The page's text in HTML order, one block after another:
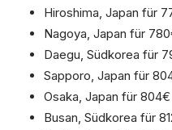
Hiroshima, Japan für
Nagoya, Japan für
Daegu, Südkorea für
Sapporo, Japan für
Osaka, Japan für 804€
Busan, Südkorea für